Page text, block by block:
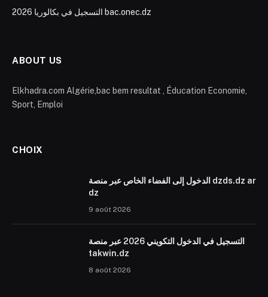
التسجيل في بكالوريا 2026 bac.onec.dz
ABOUT US
Elkhadra.com Algérie,bac bem resultat , Éducation Economie,
Sport, Emploi
CHOIX
الدخول إلى الفضاء الخاص عبر منصة dzds.dz ar
dz
9 août 2026
التسجيل في الدخول التكويني 2026 عبر منصة
takwin.dz
8 août 2026